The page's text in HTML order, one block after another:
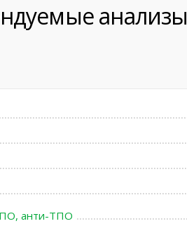
анализы
анти-ТПО